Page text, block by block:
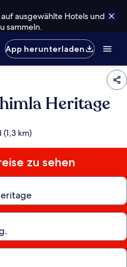
ausgewählte Hotels und
sammeln.
App herunterladen
Heritage
km)
zu sehen